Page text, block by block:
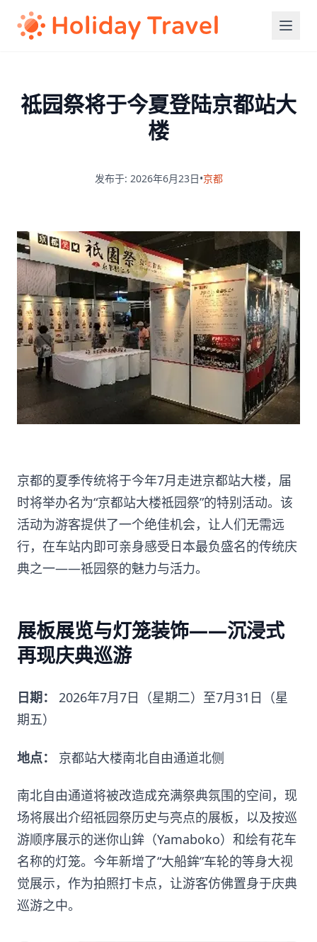
祗园祭将于今夏登陆京都站大
楼
发布于: 2026年6月23日•京都
京都的夏季传统将于今年7月走进京都站大楼，届
时将举办名为“京都站大楼祗园祭”的特别活动。该
活动为游客提供了一个绝佳机会，让人们无需远
行，在车站内即可亲身感受日本最负盛名的传统庆
典之一——祗园祭的魅力与活力。
展板展览与灯笼装饰——沉浸式
再现庆典巡游
日期：
2026年7月7日（星期二）至7月31日（星
期五）
地点： 京都站大楼南北自由通道北侧
南北自由通道将被改造成充满祭典氛围的空间，现
场将展出介绍祗园祭历史与亮点的展板，以及按巡
游顺序展示的迷你山鉾（Yamaboko）和绘有花车
名称的灯笼。今年新增了“大船鉾”车轮的等身大视
觉展示，作为拍照打卡点，让游客仿佛置身于庆典
巡游之中。